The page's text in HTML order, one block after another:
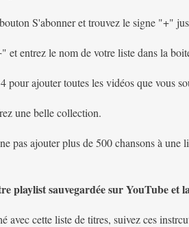
S'abonner et trouvez le signe "+"
et entrez le nom de votre liste dans la
pour ajouter toutes les vidéos que vous
une belle collection.
pas ajouter plus de 500 chansons à
playlist sauvegardée sur YouTube et
avec cette liste de titres, suivez ces